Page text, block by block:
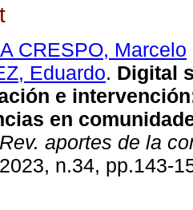
CRESPO, Marcelo
Eduardo. Digital
e
en
Rev. aportes de la
n.34, pp.143-